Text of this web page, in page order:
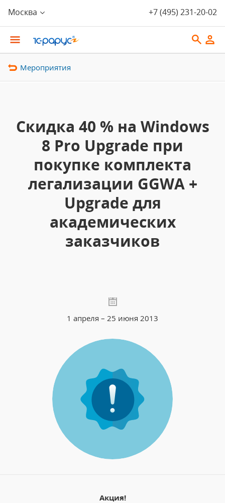
Москва +7 (495) 231-20-02
Мероприятия
Скидка 40 % на Windows
8 Pro Upgrade при
покупке комплекта
легализации GGWA +
Upgrade для
академических
заказчиков
1 апреля – 25 июня 2013
Акция!